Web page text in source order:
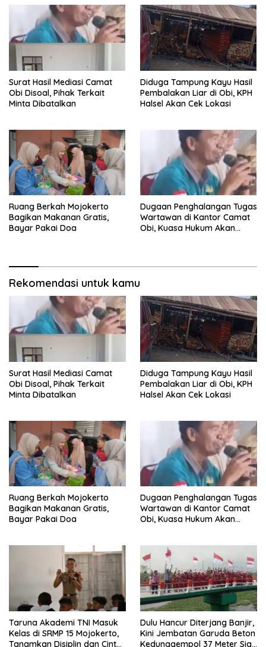
Surat Hasil Mediasi Camat
Obi Disoal, Pihak Terkait
Minta Dibatalkan
Diduga Tampung Kayu Hasil
Pembalakan Liar di Obi, KPH
Halsel Akan Cek Lokasi
Ruang Berkah Mojokerto
Bagikan Makanan Gratis,
Bayar Pakai Doa
Dugaan Penghalangan Tugas
Wartawan di Kantor Camat
Obi, Kuasa Hukum Akan
Rekomendasi untuk kamu
Surat Hasil Mediasi Camat
Obi Disoal, Pihak Terkait
Minta Dibatalkan
Diduga Tampung Kayu Hasil
Pembalakan Liar di Obi, KPH
Halsel Akan Cek Lokasi
Ruang Berkah Mojokerto
Bagikan Makanan Gratis,
Bayar Pakai Doa
Dugaan Penghalangan Tugas
Wartawan di Kantor Camat
Obi, Kuasa Hukum Akan
Taruna Akademi TNI Masuk
Kelas di SRMP 15 Mojokerto,
Tanamkan Disiplin dan Cinta
Dulu Hancur Diterjang Banjir,
Kini Jembatan Garuda Beton
Kedunggempol 37 Meter Siap